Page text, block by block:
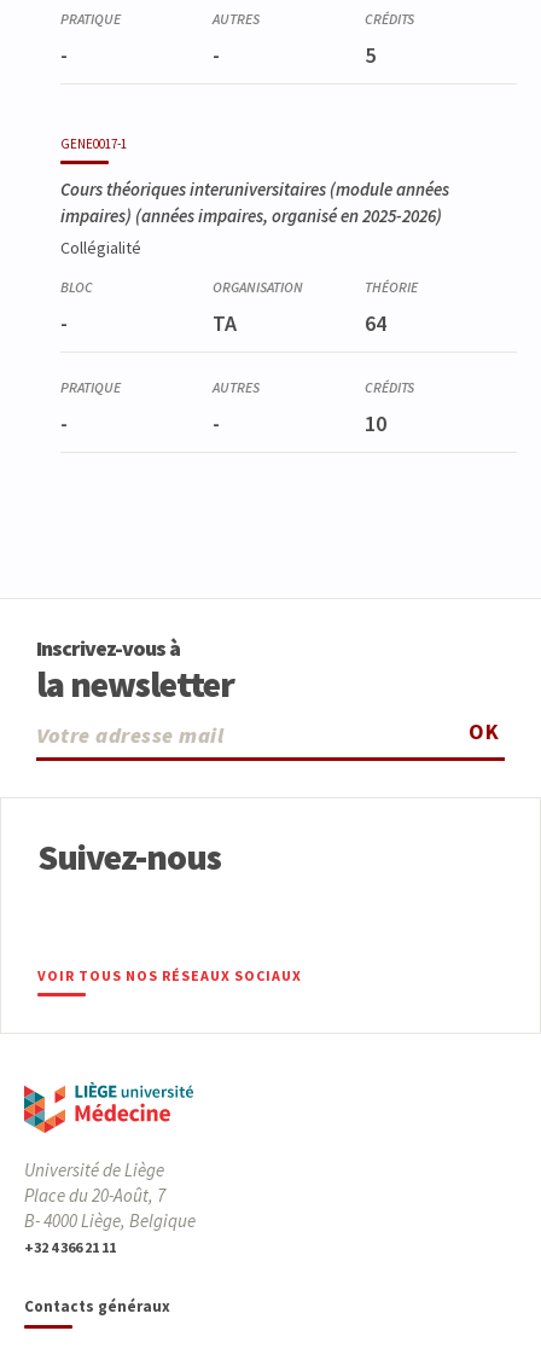
- - 5
GENE0017-1
Cours théoriques interuniversitaires (module années
impaires) (années impaires, organisé en 2025-2026)
Collégialité
- TA 64
- - 10
Inscrivez-vous à
la newsletter
OK
Suivez-nous
VOIR TOUS NOS RÉSEAUX SOCIAUX
Université de Liège
Place du 20-Août, 7
B- 4000 Liège, Belgique
+32 4 366 21 11
Contacts généraux